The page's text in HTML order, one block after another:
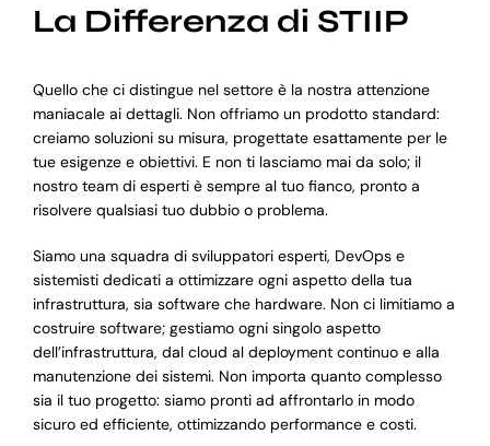
La Differenza di STIIP
Quello che ci distingue nel settore è la nostra attenzione
maniacale ai dettagli. Non offriamo un prodotto standard:
creiamo soluzioni su misura, progettate esattamente per le
tue esigenze e obiettivi. E non ti lasciamo mai da solo; il
nostro team di esperti è sempre al tuo fianco, pronto a
risolvere qualsiasi tuo dubbio o problema.
Siamo una squadra di sviluppatori esperti, DevOps e
sistemisti dedicati a ottimizzare ogni aspetto della tua
infrastruttura, sia software che hardware. Non ci limitiamo a
costruire software; gestiamo ogni singolo aspetto
dell’infrastruttura, dal cloud al deployment continuo e alla
manutenzione dei sistemi. Non importa quanto complesso
sia il tuo progetto: siamo pronti ad affrontarlo in modo
sicuro ed efficiente, ottimizzando performance e costi.